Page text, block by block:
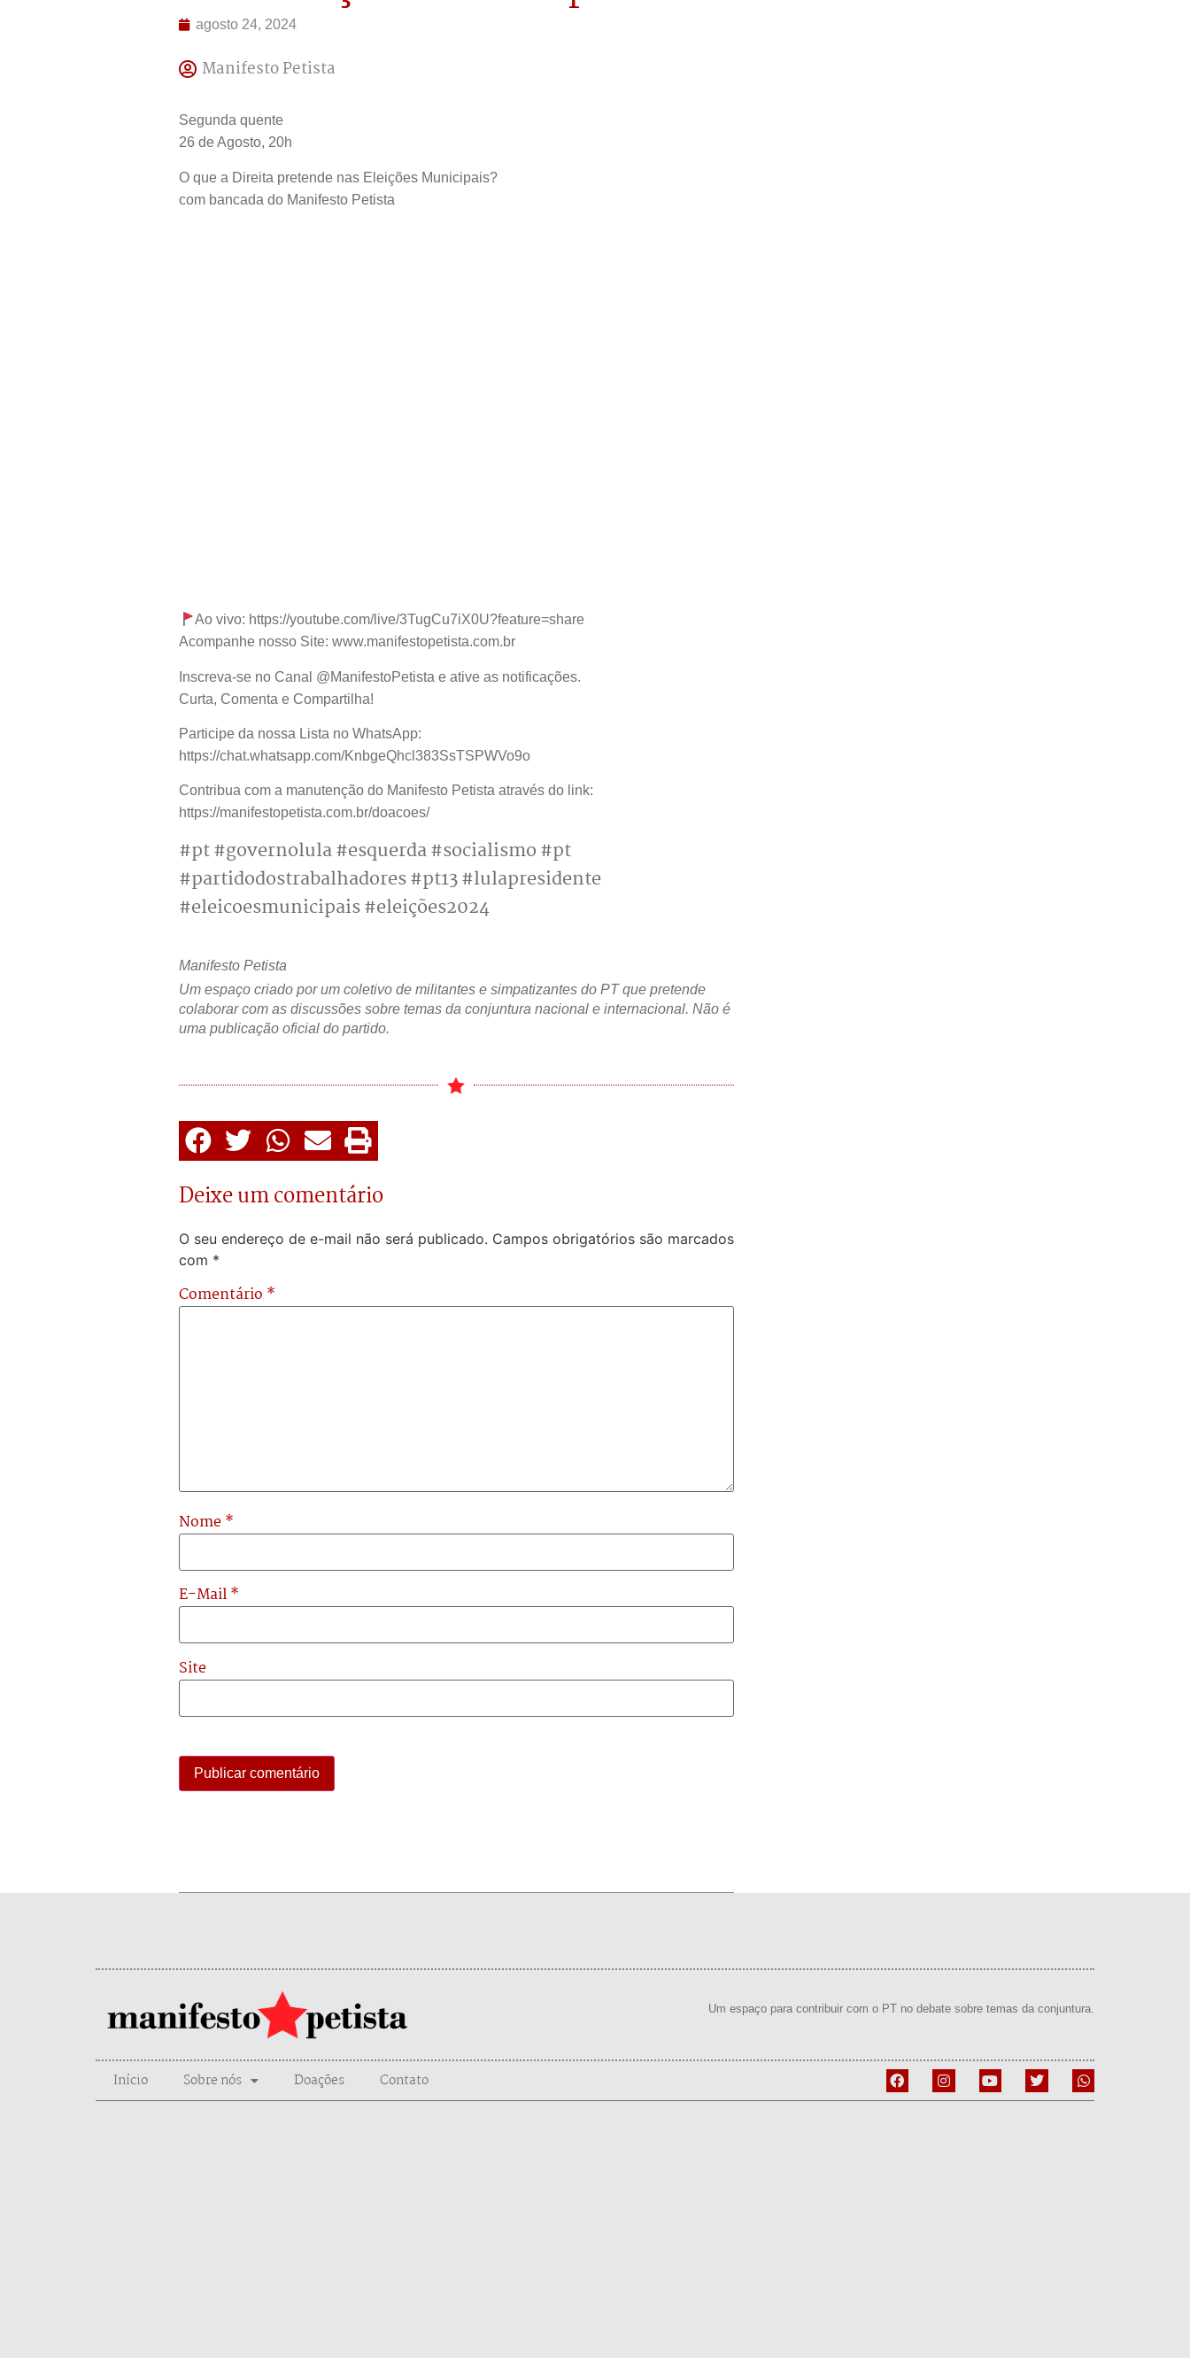
agosto 24, 2024
Manifesto Petista
Segunda quente
26 de Agosto, 20h
O que a Direita pretende nas Eleições Municipais?
com bancada do Manifesto Petista
Ao vivo: https://youtube.com/live/3TugCu7iX0U?feature=share
Acompanhe nosso Site: www.manifestopetista.com.br
Inscreva-se no Canal @ManifestoPetista e ative as notificações.
Curta, Comenta e Compartilha!
Participe da nossa Lista no WhatsApp:
https://chat.whatsapp.com/KnbgeQhcl383SsTSPWVo9o
Contribua com a manutenção do Manifesto Petista através do link:
https://manifestopetista.com.br/doacoes/
#pt #governolula #esquerda #socialismo #pt
#partidodostrabalhadores #pt13 #lulapresidente
#eleicoesmunicipais #eleições2024
Manifesto Petista
Um espaço criado por um coletivo de militantes e simpatizantes do PT que pretende
colaborar com as discussões sobre temas da conjuntura nacional e internacional. Não é
uma publicação oficial do partido.
Deixe um comentário
O seu endereço de e-mail não será publicado. Campos obrigatórios são marcados
com *
Comentário *
Nome*
E-Mail*
Site
Um espaço para contribuir com o PT no debate sobre temas da conjuntura.
Início Sobre nós Doações Contato